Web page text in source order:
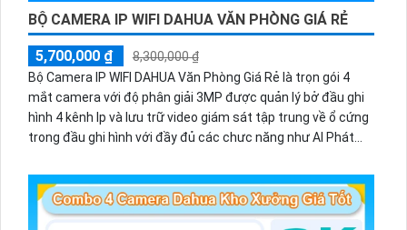
BỘ CAMERA IP WIFI DAHUA VĂN PHÒNG GIÁ RẺ
5,700,000 ₫
8,300,000 ₫
Bộ Camera IP WIFI DAHUA Văn Phòng Giá Rẻ là trọn gói 4
mắt camera với độ phân giải 3MP được quản lý bở đầu ghi
hình 4 kênh Ip và lưu trữ video giám sát tập trung về ổ cứng
trong đầu ghi hình với đầy đủ các chưc năng như AI Phát
có màu vào ban đêm